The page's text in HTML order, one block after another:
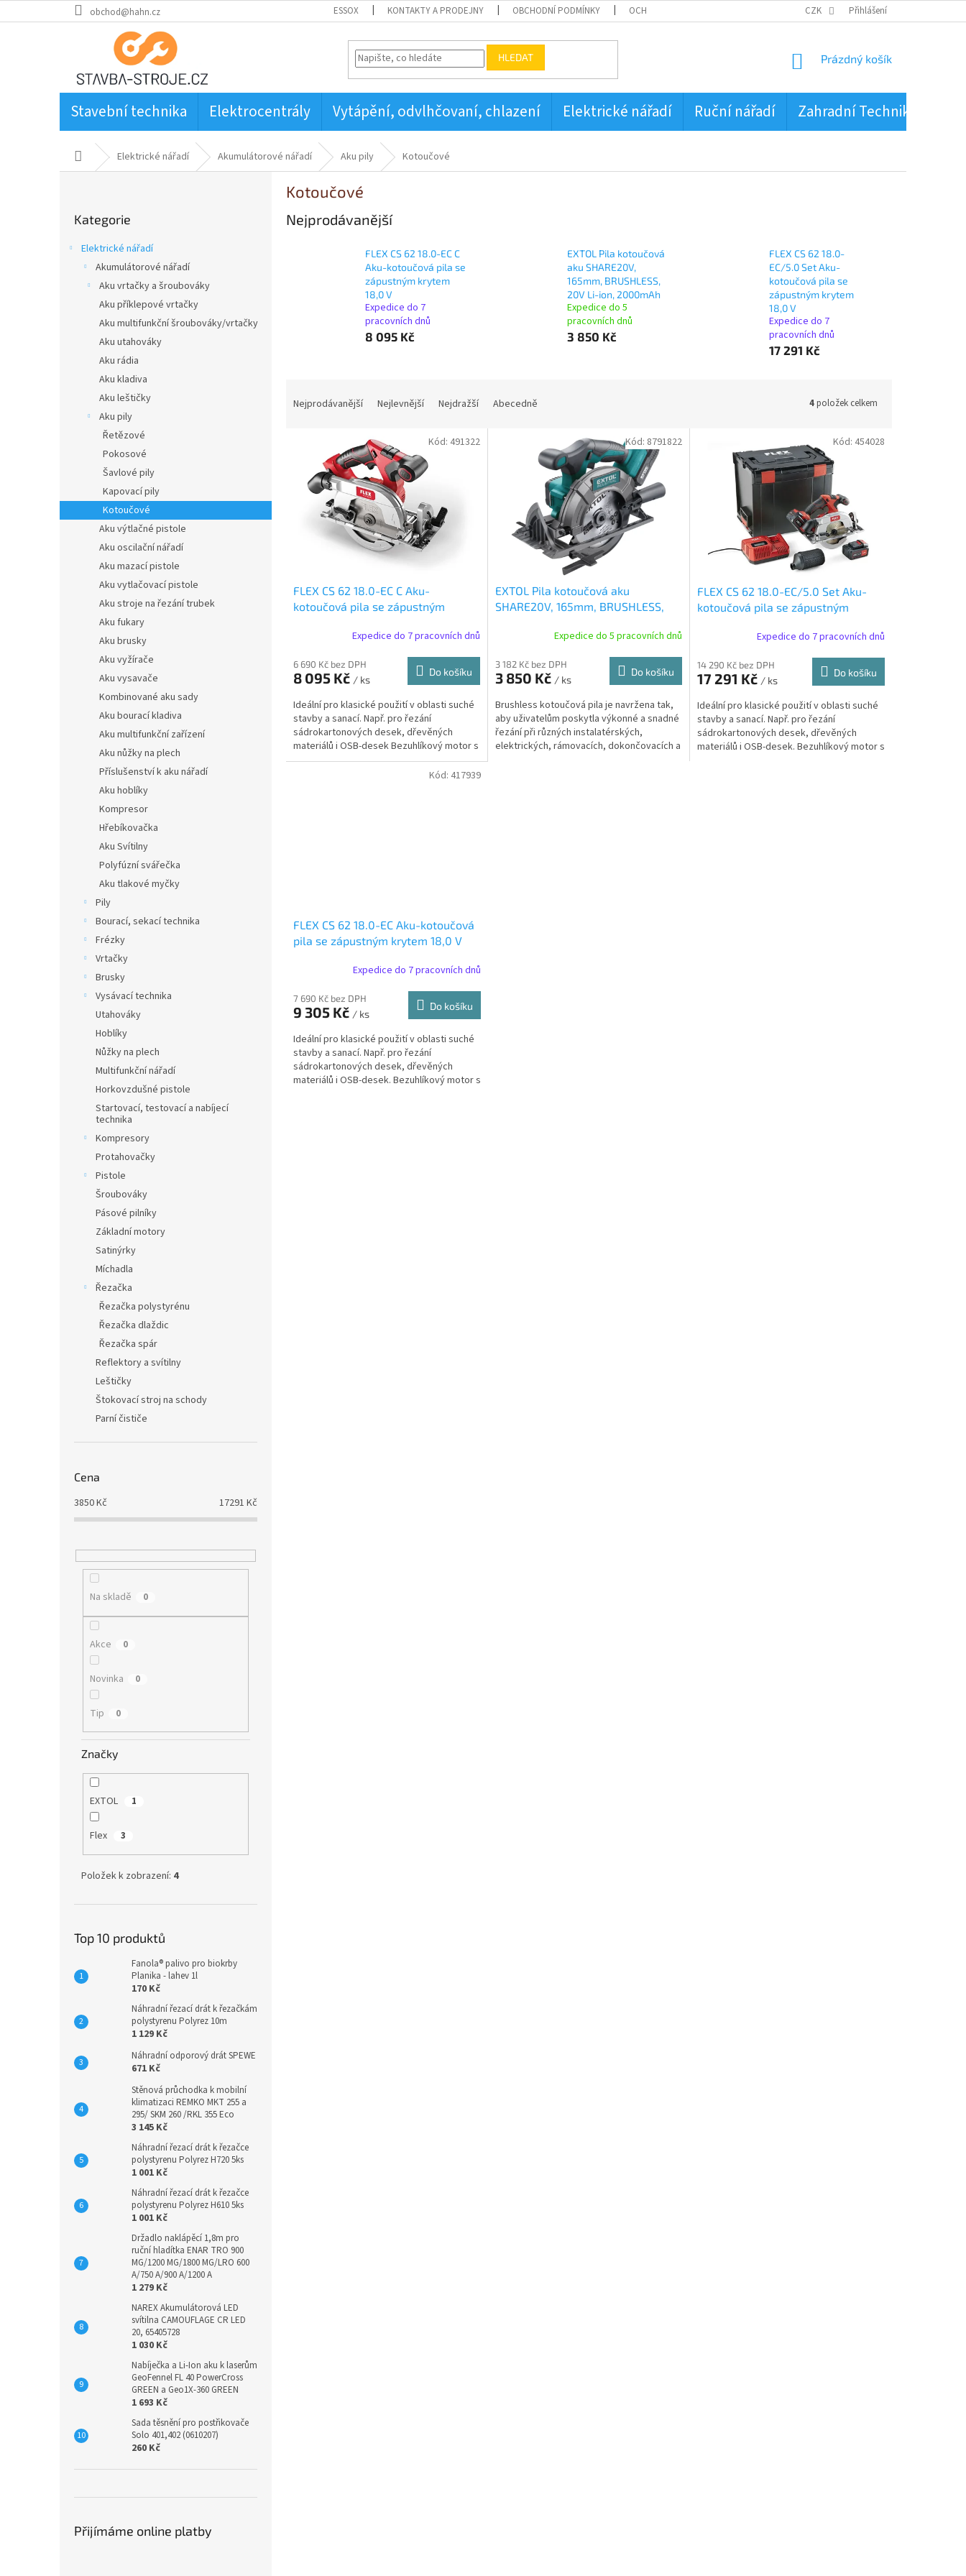
na
obchod@hahn.cz ESSOX KONTAKTY A PRODEJNY OBCHODNÍ PODMÍNKY OCHRANA OSOBNÍCH ÚDAJŮ CZK Přihlášení
HLEDAT
NÁKUPNÍ
Prázdný košík
Stavební technika Elektrocentrály Vytápění, odvlhčovaní, chlazení Elektrické nářadí Ruční nářadí Zahradní Technika
Domů Elektrické nářadí Akumulátorové nářadí Aku pily Kotoučové
kategorie
Kategorie
Elektrické nářadí
Akumulátorové nářadí
Aku vrtačky a šroubováky
Aku příklepové vrtačky
Aku multifunkční šroubováky/vrtačky
Aku utahováky
Aku rádia
Aku kladiva
Aku leštičky
Aku pily
Řetězové
Pokosové
Šavlové pily
Kapovací pily
Kotoučové
Aku výtlačné pistole
Aku oscilační nářadí
Aku mazací pistole
Aku vytlačovací pistole
Aku stroje na řezání trubek
Aku fukary
Aku brusky
Aku vyžírače
Aku vysavače
Kombinované aku sady
Aku bourací kladiva
Aku multifunkční zařízení
Aku nůžky na plech
Příslušenství k aku nářadí
Aku hoblíky
Kompresor
Hřebíkovačka
Aku Svítilny
Polyfúzní svářečka
Aku tlakové myčky
Pily
Bourací, sekací technika
Frézky
Vrtačky
Brusky
Vysávací technika
Utahováky
Hoblíky
Nůžky na plech
Multifunkční nářadí
Horkovzdušné pistole
Startovací, testovací a nabíjecí
technika
Kompresory
Protahovačky
Pistole
Šroubováky
Pásové pilníky
Základní motory
Satinýrky
Míchadla
Řezačka
Řezačka polystyrénu
Řezačka dlaždic
Řezačka spár
Reflektory a svítilny
Leštičky
Štokovací stroj na schody
Parní čističe
Cena
3850Kč 17291 Kč
Na skladě 0
Akce 0
Novinka 0
Tip 0
Značky
EXTOL 1
Flex 3
Položek k zobrazení: 4
Top 10 produktů
Fanola® palivo pro biokrby
Planika - lahev 1l
170 Kč
Náhradní řezací drát k řezačkám
polystyrenu Polyrez 10m
1 129 Kč
Náhradní odporový drát SPEWE
671 Kč
Stěnová průchodka k mobilní
klimatizaci REMKO MKT 255 a
295/ SKM 260 /RKL 355 Eco
3 145 Kč
Náhradní řezací drát k řezačce
polystyrenu Polyrez H720 5ks
1 001 Kč
Náhradní řezací drát k řezačce
polystyrenu Polyrez H610 5ks
1 001 Kč
Držadlo naklápěcí 1,8m pro
ruční hladítka ENAR TRO 900
MG/1200 MG/1800 MG/LRO 600
A/750 A/900 A/1200 A
1 279 Kč
NAREX Akumulátorová LED
svítilna CAMOUFLAGE CR LED
20, 65405728
1 030 Kč
Nabíječka a Li-Ion aku k laserům
GeoFennel FL 40 PowerCross
GREEN a Geo1X-360 GREEN
1 693 Kč
Sada těsnění pro postřikovače
Solo 401,402 (0610207)
260 Kč
Přijímáme online platby
Kotoučové
Nejprodávanější
FLEX CS 62 18.0-EC C
Aku-kotoučová pila se
zápustným krytem
18,0 V
Expedice do 7
pracovních dnů
8 095 Kč
EXTOL Pila kotoučová
aku SHARE20V,
165mm, BRUSHLESS,
20V Li-ion, 2000mAh
Expedice do 5
pracovních dnů
3 850 Kč
FLEX CS 62 18.0-
EC/5.0 Set Aku-
kotoučová pila se
zápustným krytem
18,0 V
Expedice do 7
pracovních dnů
17 291 Kč
Nejprodávanější Nejlevnější Nejdražší Abecedně 4položek celkem
FLEX CS 62 18.0-EC C Aku-
kotoučová pila se zápustným
Expedice do 7 pracovních dnů
6 690 Kč bez DPH
8 095 Kč / ks
Do košíku
Ideální pro klasické použití v oblasti suché
stavby a sanací. Např. pro řezání
sádrokartonových desek, dřevěných
materiálů i OSB-desek Bezuhlíkový motor s
vyššími výkonnostními...
Kód: 491322
EXTOL Pila kotoučová aku
SHARE20V, 165mm, BRUSHLESS,
Expedice do 5 pracovních dnů
3 182 Kč bez DPH
3 850 Kč / ks
Do košíku
Brushless kotoučová pila je navržena tak,
aby uživatelům poskytla výkonné a snadné
řezání při různých instalatérských,
elektrických, rámovacích, dokončovacích a
Kód: 8791822
FLEX CS 62 18.0-EC/5.0 Set Aku-
kotoučová pila se zápustným
Expedice do 7 pracovních dnů
14 290 Kč bez DPH
17 291 Kč / ks
Do košíku
Ideální pro klasické použití v oblasti suché
stavby a sanací. Např. pro řezání
sádrokartonových desek, dřevěných
materiálů i OSB-desek. Bezuhlíkový motor s
Kód: 454028
FLEX CS 62 18.0-EC Aku-kotoučová
pila se zápustným krytem 18,0 V
Expedice do 7 pracovních dnů
7 690 Kč bez DPH
9 305 Kč / ks
Do košíku
Ideální pro klasické použití v oblasti suché
stavby a sanací. Např. pro řezání
sádrokartonových desek, dřevěných
materiálů i OSB-desek. Bezuhlíkový motor s
Kód: 417939